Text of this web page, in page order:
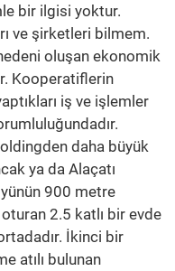
bir ilgisi yoktur.
ve şirketleri bilmem.
oluşan ekonomik
Kooperatiflerin
iş ve işlemler
daha büyük
ya da Alaçatı
900 metre
2.5 katlı bir evde
İkinci bir
atılı bulunan